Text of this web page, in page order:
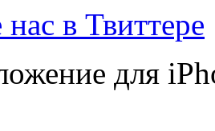
в Твиттере
для